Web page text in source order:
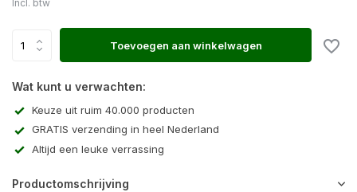
Incl. btw
Toevoegen aan winkelwagen
Wat kunt u verwachten:
Keuze uit ruim 40.000 producten
GRATIS verzending in heel Nederland
Altijd een leuke verrassing
Productomschrijving